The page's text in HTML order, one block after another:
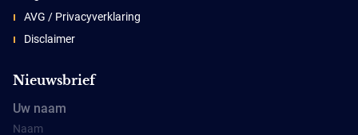
AVG / Privacyverklaring
Disclaimer
Nieuwsbrief
Uw naam